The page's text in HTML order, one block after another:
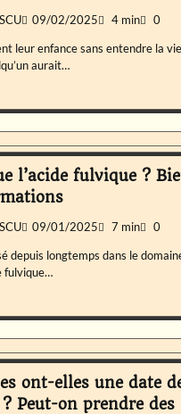
09/02/2025 4 min 0
leur enfance sans entendre la
aurait…
l’acide fulvique ?
09/01/2025 7 min 0
depuis longtemps dans le
fulvique…
ont-elles une date
Peut-on prendre des